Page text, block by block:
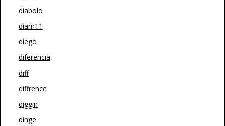
diabolo
diam11
diego
diferencia
diff
diffrence
diggin
dinge